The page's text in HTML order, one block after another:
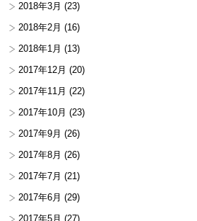
2018年3月 (23)
2018年2月 (16)
2018年1月 (13)
2017年12月 (20)
2017年11月 (22)
2017年10月 (23)
2017年9月 (26)
2017年8月 (26)
2017年7月 (21)
2017年6月 (29)
2017年5月 (27)